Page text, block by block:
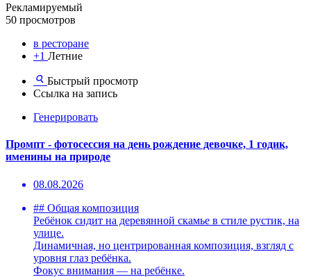
Рекламируемый
50 просмотров
в ресторане
+1 Летние
Быстрый просмотр
Ссылка на запись
Генерировать
Промпт - фотосессия на день рождение девочке, 1 годик,
именины на природе
08.08.2026
## Общая композиция
Ребёнок сидит на деревянной скамье в стиле рустик, на
улице.
Динамичная, но центрированная композиция, взгляд с
уровня глаз ребёнка.
Фокус внимания — на ребёнке.